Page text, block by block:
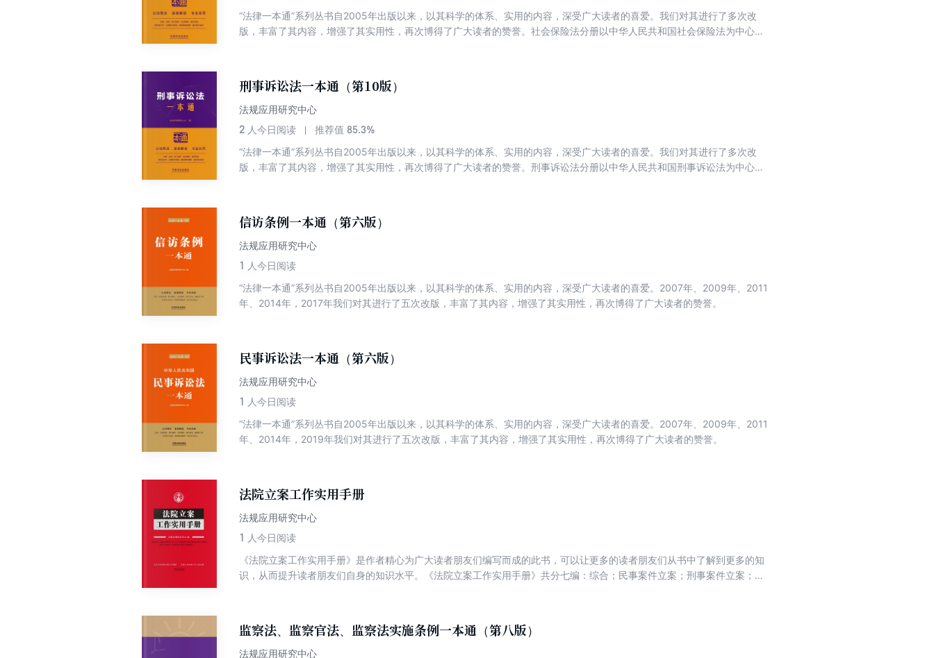
“法律一本通”系列丛书自2005年出版以来，以其科学的体系、实用的内容，深受广大读者的喜爱。我们对其进行了多次改
版，丰富了其内容，增强了其实用性，再次博得了广大读者的赞誉。社会保险法分册以中华人民共和国社会保险法为中心，
刑事诉讼法一本通（第10版）
法规应用研究中心
2 人今日阅读 推荐值 85.3%
“法律一本通”系列丛书自2005年出版以来，以其科学的体系、实用的内容，深受广大读者的喜爱。我们对其进行了多次改
版，丰富了其内容，增强了其实用性，再次博得了广大读者的赞誉。刑事诉讼法分册以中华人民共和国刑事诉讼法为中心，
貌。
信访条例一本通（第六版）
法规应用研究中心
1 人今日阅读
“法律一本通”系列丛书自2005年出版以来，以其科学的体系、实用的内容，深受广大读者的喜爱。2007年、2009年、2011
年、2014年，2017年我们对其进行了五次改版，丰富了其内容，增强了其实用性，再次博得了广大读者的赞誉。
民事诉讼法一本通（第六版）
法规应用研究中心
1 人今日阅读
“法律一本通”系列丛书自2005年出版以来，以其科学的体系、实用的内容，深受广大读者的喜爱。2007年、2009年、2011
年、2014年，2019年我们对其进行了五次改版，丰富了其内容，增强了其实用性，再次博得了广大读者的赞誉。
法院立案工作实用手册
法规应用研究中心
1 人今日阅读
《法院立案工作实用手册》是作者精心为广大读者朋友们编写而成的此书，可以让更多的读者朋友们从书中了解到更多的知
识，从而提升读者朋友们自身的知识水平。《法院立案工作实用手册》共分七编：综合；民事案件立案；刑事案件立案；行
监察法、监察官法、监察法实施条例一本通（第八版）
法规应用研究中心